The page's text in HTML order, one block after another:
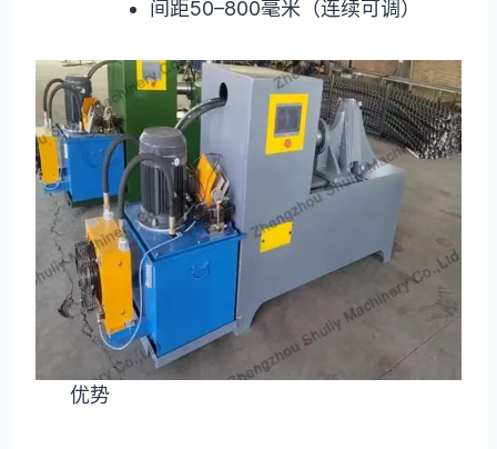
间距50–800毫米（连续可调）
优势